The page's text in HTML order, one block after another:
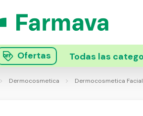
Ofertas Todas las
Dermocosmetica Dermocosmetica Facial